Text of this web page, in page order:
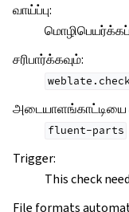
வாய்ப்பு:
சரிபார்க்கவும்:
அடையாளங்காட்டியை
fluent-parts
Trigger:
This check
File formats